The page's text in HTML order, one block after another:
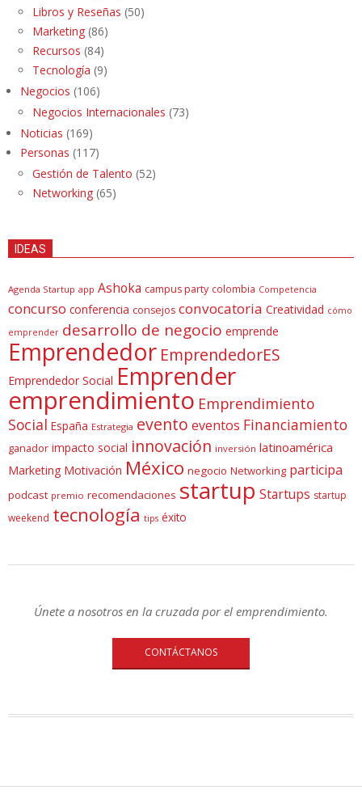
Libros y Reseñas (50)
Marketing (86)
Recursos (84)
Tecnología (9)
Negocios (106)
Negocios Internacionales (73)
Noticias (169)
Personas (117)
Gestión de Talento (52)
Networking (65)
IDEAS
Agenda Startup app Ashoka campus party colombia Competencia
concurso conferencia consejos convocatoria Creatividad cómo
emprender desarrollo de negocio emprende
Emprendedor EmprendedorES
Emprendedor Social Emprender
emprendimiento Emprendimiento
Social España Estrategia evento eventos Financiamiento
ganador impacto social innovación inversión latinoamérica
Marketing Motivación México negocio Networking participa
podcast premio recomendaciones startup Startups startup
weekend tecnología tips éxito
Únete a nosotros en la cruzada por el emprendimiento.
CONTÁCTANOS